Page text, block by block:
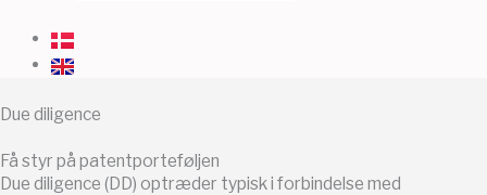
Due diligence
Få styr på patentporteføljen
Due diligence (DD) optræder typisk i forbindelse med